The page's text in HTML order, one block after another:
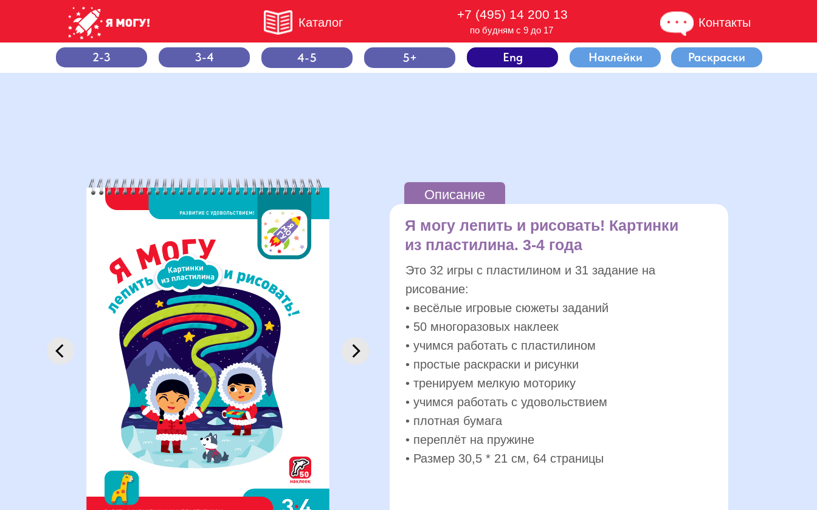
+7 (495) 14 200 13
по будням с 9 до 17
Каталог Контакты
2-3 Наклейки Раскраски
3-4 4-5 5+ Eng
Описание
Я могу лепить и рисовать! Картинки
из пластилина. 3-4 года
Это 32 игры с пластилином и 31 задание на
рисование:
• весёлые игровые сюжеты заданий
• 50 многоразовых наклеек
• учимся работать с пластилином
• простые раскраски и рисунки
• тренируем мелкую моторику
• учимся работать с удовольствием
• плотная бумага
• переплёт на пружине
• Размер 30,5 * 21 см, 64 страницы